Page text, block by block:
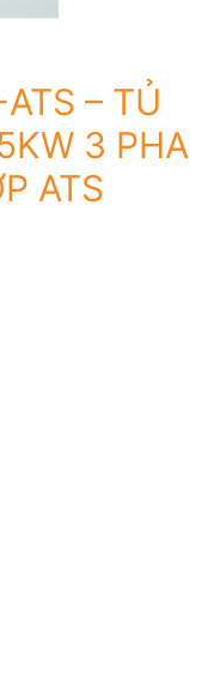
– TỦ
3 PHA
ATS